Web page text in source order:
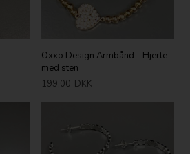
Oxxo Design Armbånd - Hjerte
med sten
199,00 DKK